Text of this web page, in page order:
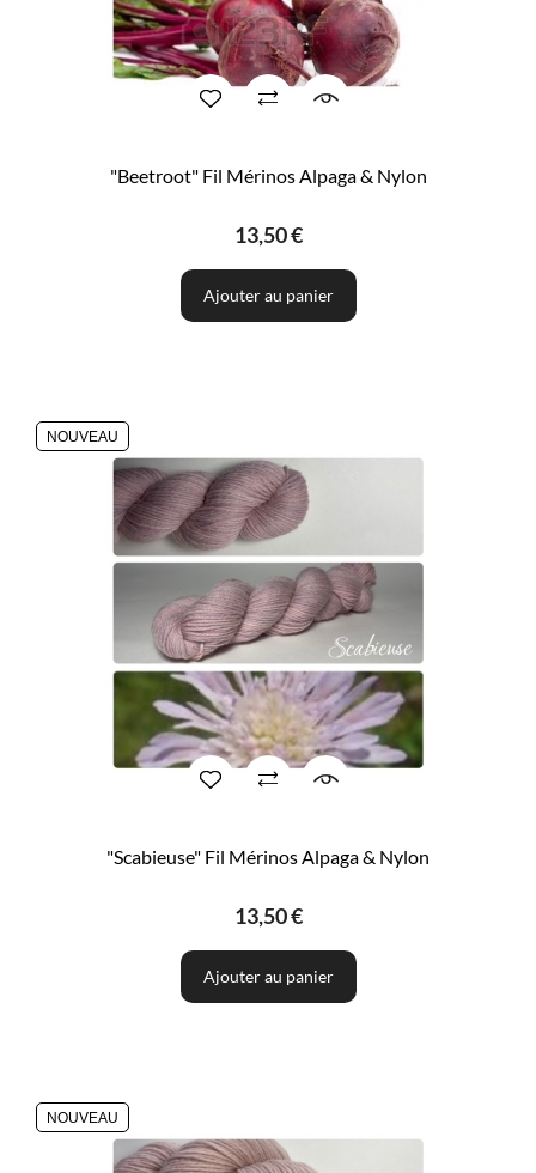
"Beetroot" Fil Mérinos Alpaga & Nylon
13,50 €
Ajouter au panier
NOUVEAU
"Scabieuse" Fil Mérinos Alpaga & Nylon
13,50 €
Ajouter au panier
NOUVEAU